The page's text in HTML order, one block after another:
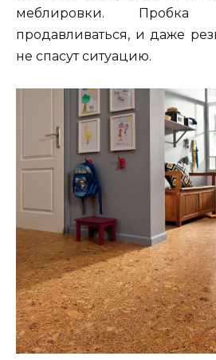
меблировки. Пробка
продавливаться, и даже
не спасут ситуацию.